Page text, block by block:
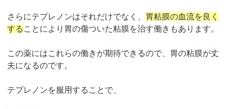
さらにテプレノンはそれだけでなく、 胃粘膜の血流を良く
する ことにより胃の傷ついた粘膜を治す働きもあります。
この薬にはこれらの働きが期待できるので、胃の粘膜が丈
夫になるのです。
テプレノンを服用することで、